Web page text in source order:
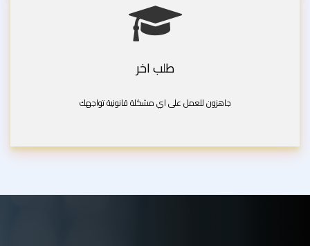
طلب اخر
جاهزون للعمل على اي مشكلة قانونية تواجهك